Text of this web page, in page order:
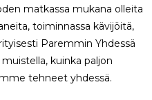
matkassa mukana olleita
toiminnassa kävijöitä,
Paremmin Yhdessä
kuinka paljon
tehneet yhdessä.